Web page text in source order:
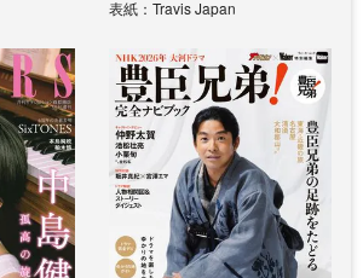
表紙：Travis Japan